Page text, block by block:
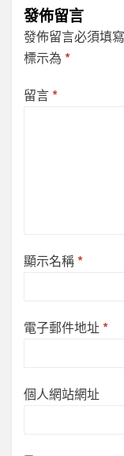
發佈留言
發佈留言必須填
標示為 *
留言 *
顯示名稱 *
電子郵件地址 *
個人網站網址